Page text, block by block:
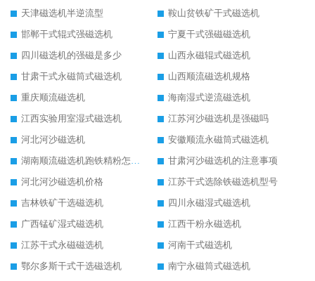
天津磁选机半逆流型
鞍山贫铁矿干式磁选机
邯郸干式辊式强磁选机
宁夏干式强磁磁选机
四川磁选机的强磁是多少
山西永磁辊式磁选机
甘肃干式永磁筒式磁选机
山西顺流磁选机规格
重庆顺流磁选机
海南湿式逆流磁选机
江西实验用室湿式磁选机
江苏河沙磁选机是强磁吗
河北河沙磁选机
安徽顺流永磁筒式磁选机
湖南顺流磁选机跑铁精粉怎么处理
甘肃河沙磁选机的注意事项
河北河沙磁选机价格
江苏干式选除铁磁选机型号
吉林铁矿干选磁选机
四川永磁湿式磁选机
广西锰矿湿式磁选机
江西干粉永磁选机
江苏干式永磁磁选机
河南干式磁选机
鄂尔多斯干式干选磁选机
南宁永磁筒式磁选机